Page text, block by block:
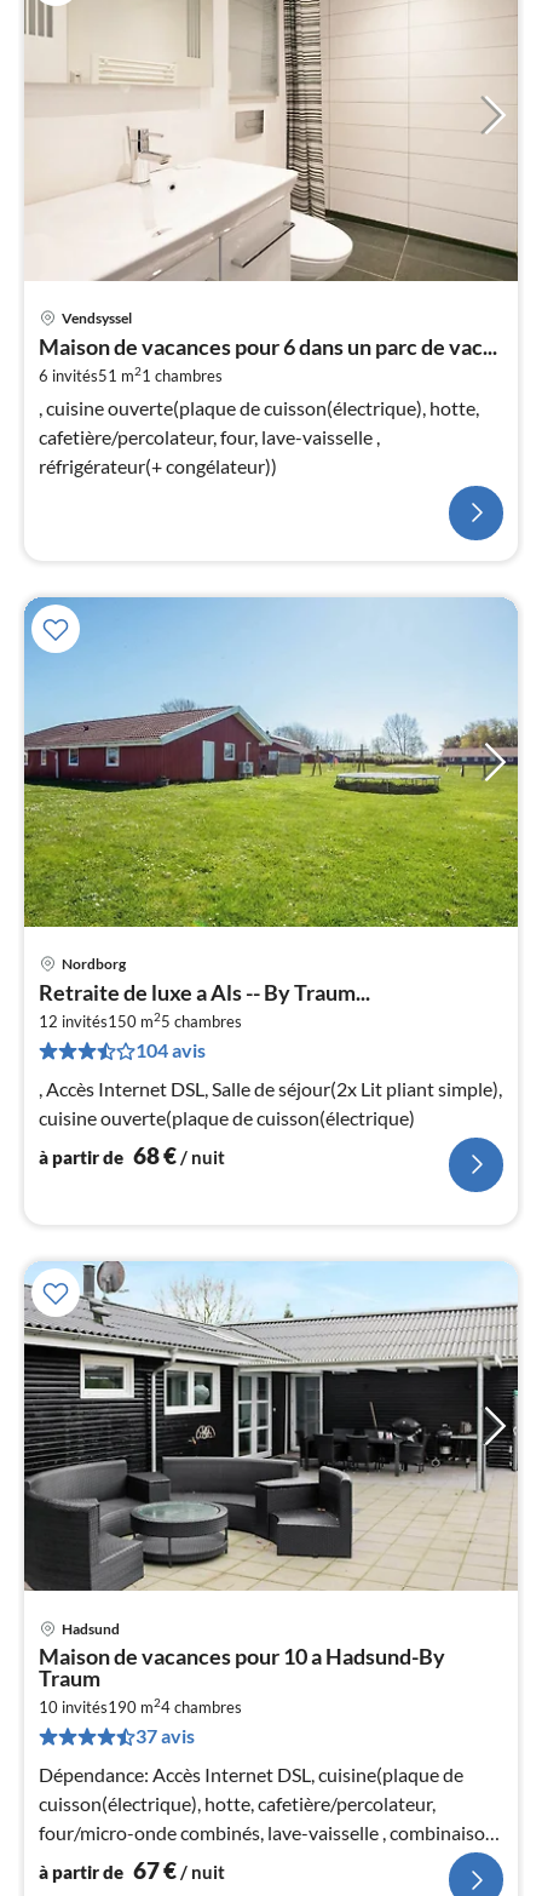
Vendsyssel
Maison de vacances pour 6 dans un parc de vac...
6 invités51 m21 chambres
, cuisine ouverte(plaque de cuisson(électrique), hotte,
cafetière/percolateur, four, lave-vaisselle ,
réfrigérateur(+ congélateur))
Nordborg
Retraite de luxe a Als -- By Traum...
12 invités150 m25 chambres
104 avis
, Accès Internet DSL, Salle de séjour(2x Lit pliant simple),
cuisine ouverte(plaque de cuisson(électrique)
à partir de 68€/ nuit
Hadsund
Maison de vacances pour 10 a Hadsund-By
Traum
10 invités190 m24chambres
37 avis
Dépendance: Accès Internet DSL, cuisine(plaque de
cuisson(électrique), hotte, cafetière/percolateur,
four/micro-onde combinés, lave-vaisselle , combinaison
réfrigérateur/congélat...
à partir de 67€/ nuit